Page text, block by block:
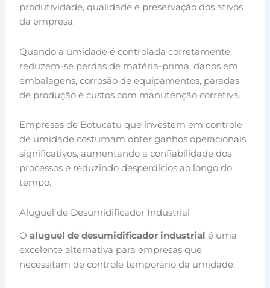
produtividade, qualidade e preservação dos ativos
da empresa.
Quando a umidade é controlada corretamente,
reduzem-se perdas de matéria-prima, danos em
embalagens, corrosão de equipamentos, paradas
de produção e custos com manutenção corretiva.
Empresas de Botucatu que investem em controle
de umidade costumam obter ganhos operacionais
significativos, aumentando a confiabilidade dos
processos e reduzindo desperdícios ao longo do
tempo.
Aluguel de Desumidificador Industrial
Oaluguel de desumidificador industrial é uma
excelente alternativa para empresas que
necessitam de controle temporário da umidade.